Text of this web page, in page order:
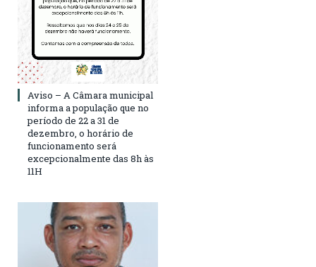
Aviso – A Câmara municipal
informa a população que no
período de 22 a 31 de
dezembro, o horário de
funcionamento será
excepcionalmente das 8h às
11H